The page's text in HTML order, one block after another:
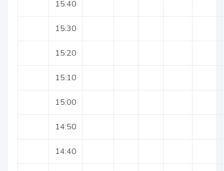
15:40
15:30
15:20
15:10
15:00
14:50
14:40